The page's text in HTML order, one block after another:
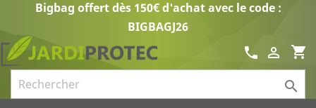
Bigbag offert dès 150€ d'achat avec le code :
BIGBAGJ26
shopping_cart

call
